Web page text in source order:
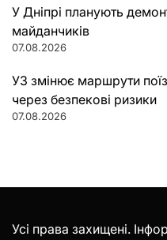
У Дніпрі планують
майданчиків
07.08.2026
УЗ змінює маршрути
через безпекові ризики
07.08.2026
Усі права захищені.